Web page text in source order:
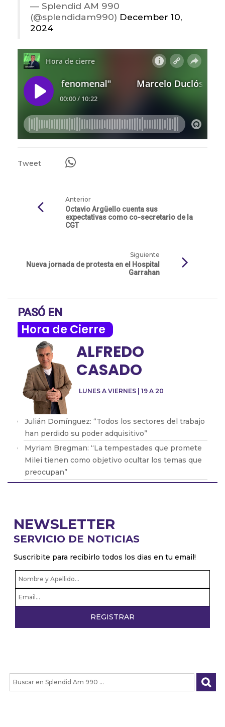
— Splendid AM 990
(@splendidam990) December 10,
2024
Tweet
Anterior
Octavio Argüello cuenta sus
expectativas como co-secretario de la
CGT
Siguiente
Nueva jornada de protesta en el Hospital
Garrahan
PASÓ EN
Hora de Cierre
LUNES A VIERNES | 19 A 20
ALFREDO
CASADO
Julián Domínguez: “Todos los sectores del trabajo
han perdido su poder adquisitivo”
Myriam Bregman: “La tempestades que promete
Milei tienen como objetivo ocultar los temas que
preocupan”
experimental de las políticas que llevó adelante
Estados Unidos"
full, con atracciones y grandes entretenimientos
en teatro y las playas”
NEWSLETTER
SERVICIO DE NOTICIAS
Suscribite para recibirlo todos los dias en tu email!